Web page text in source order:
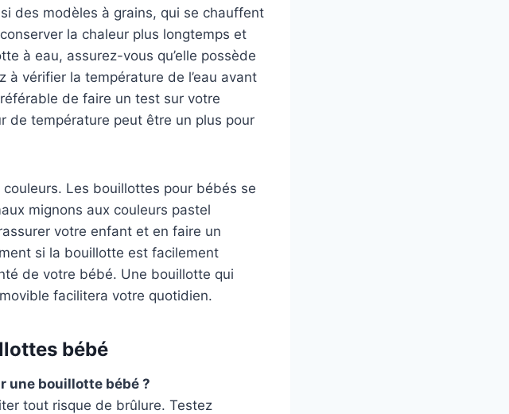
des modèles à grains, qui se chauffent
la chaleur plus longtemps et
à eau, assurez-vous qu’elle possède
vérifier la température de l’eau avant
de faire un test sur votre
de température peut être un plus pour
Les bouillottes pour bébés se
mignons aux couleurs pastel
votre enfant et en faire un
si la bouillotte est facilement
de votre bébé. Une bouillotte qui
facilitera votre quotidien.
bébé
une bouillotte bébé ?
tout risque de brûlure. Testez